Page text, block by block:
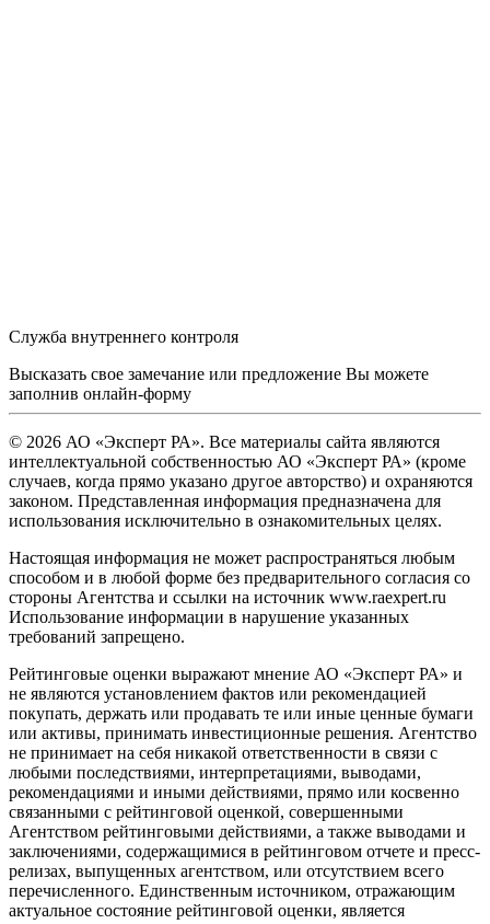
Служба внутреннего контроля
Высказать свое замечание или предложение Вы можете
заполнив онлайн-форму
© 2026 АО «Эксперт РА». Все материалы сайта являются
интеллектуальной собственностью АО «Эксперт РА» (кроме
случаев, когда прямо указано другое авторство) и охраняются
законом. Представленная информация предназначена для
использования исключительно в ознакомительных целях.
Настоящая информация не может распространяться любым
способом и в любой форме без предварительного согласия со
стороны Агентства и ссылки на источник www.raexpert.ru
Использование информации в нарушение указанных
требований запрещено.
Рейтинговые оценки выражают мнение АО «Эксперт РА» и
не являются установлением фактов или рекомендацией
покупать, держать или продавать те или иные ценные бумаги
или активы, принимать инвестиционные решения. Агентство
не принимает на себя никакой ответственности в связи с
любыми последствиями, интерпретациями, выводами,
рекомендациями и иными действиями, прямо или косвенно
связанными с рейтинговой оценкой, совершенными
Агентством рейтинговыми действиями, а также выводами и
заключениями, содержащимися в рейтинговом отчете и пресс-
релизах, выпущенных агентством, или отсутствием всего
перечисленного. Единственным источником, отражающим
актуальное состояние рейтинговой оценки, является